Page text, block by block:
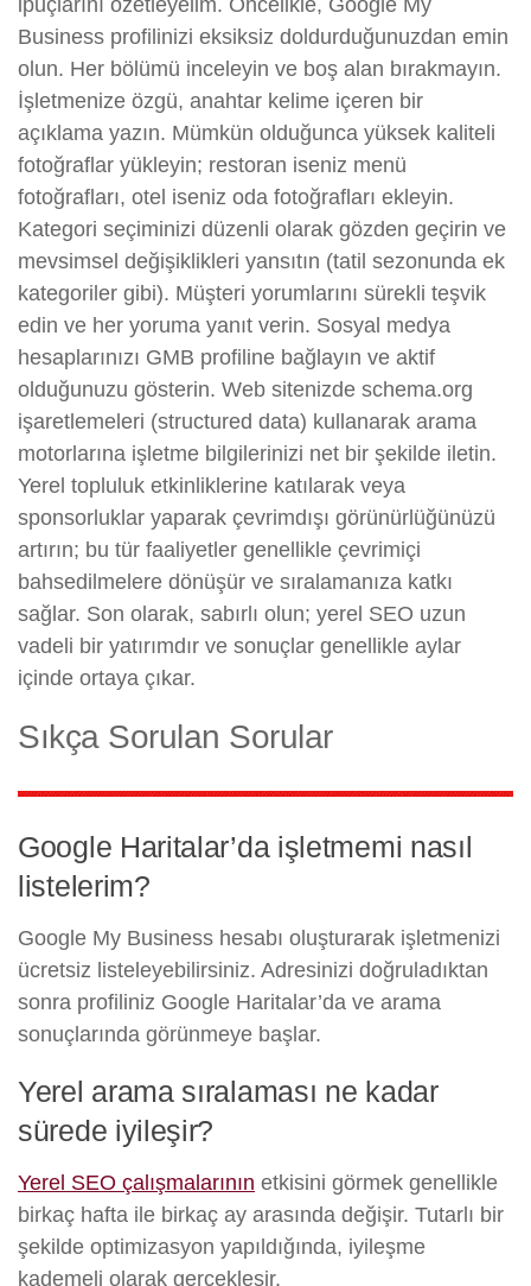
ipuçlarını özetleyelim. Öncelikle, Google My
Business profilinizi eksiksiz doldurduğunuzdan emin
olun. Her bölümü inceleyin ve boş alan bırakmayın.
İşletmenize özgü, anahtar kelime içeren bir
açıklama yazın. Mümkün olduğunca yüksek kaliteli
fotoğraflar yükleyin; restoran iseniz menü
fotoğrafları, otel iseniz oda fotoğrafları ekleyin.
Kategori seçiminizi düzenli olarak gözden geçirin ve
mevsimsel değişiklikleri yansıtın (tatil sezonunda ek
kategoriler gibi). Müşteri yorumlarını sürekli teşvik
edin ve her yoruma yanıt verin. Sosyal medya
hesaplarınızı GMB profiline bağlayın ve aktif
olduğunuzu gösterin. Web sitenizde schema.org
işaretlemeleri (structured data) kullanarak arama
motorlarına işletme bilgilerinizi net bir şekilde iletin.
Yerel topluluk etkinliklerine katılarak veya
sponsorluklar yaparak çevrimdışı görünürlüğünüzü
artırın; bu tür faaliyetler genellikle çevrimiçi
bahsedilmelere dönüşür ve sıralamanıza katkı
sağlar. Son olarak, sabırlı olun; yerel SEO uzun
vadeli bir yatırımdır ve sonuçlar genellikle aylar
içinde ortaya çıkar.
Sıkça Sorulan Sorular
Google Haritalar’da işletmemi nasıl
listelerim?
Google My Business hesabı oluşturarak işletmenizi
ücretsiz listeleyebilirsiniz. Adresinizi doğruladıktan
sonra profiliniz Google Haritalar’da ve arama
sonuçlarında görünmeye başlar.
Yerel arama sıralaması ne kadar
sürede iyileşir?
Yerel SEO çalışmalarının etkisini görmek genellikle
birkaç hafta ile birkaç ay arasında değişir. Tutarlı bir
şekilde optimizasyon yapıldığında, iyileşme
kademeli olarak gerçekleşir.